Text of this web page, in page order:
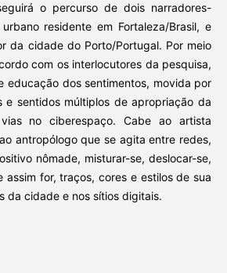
o percurso de dois narradores-
residente em Fortaleza/Brasil, e
da cidade do Porto/Portugal. Por meio
com os interlocutores da pesquisa,
educação dos sentimentos, movida por
e sentidos múltiplos de apropriação da
no ciberespaço. Cabe ao artista
antropólogo que se agita entre redes,
nômade, misturar-se, deslocar-se,
assim for, traços, cores e estilos de sua
da cidade e nos sítios digitais.